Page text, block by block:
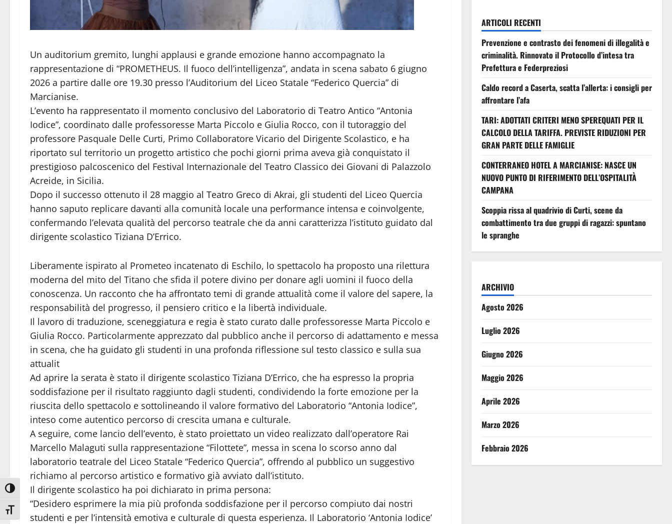
Attiva/disattiva alto contrasto
Attiva/disattiva dimensione testo
Un auditorium gremito, lunghi applausi e grande emozione hanno accompagnato la
rappresentazione di “PROMETHEUS. Il fuoco dell’intelligenza”, andata in scena sabato 6 giugno
2026 a partire dalle ore 19.30 presso l’Auditorium del Liceo Statale “Federico Quercia” di
Marcianise.
L’evento ha rappresentato il momento conclusivo del Laboratorio di Teatro Antico “Antonia
Iodice”, coordinato dalle professoresse Marta Piccolo e Giulia Rocco, con il tutoraggio del
professore Pasquale Delle Curti, Primo Collaboratore Vicario del Dirigente Scolastico, e ha
riportato sul territorio un progetto artistico che pochi giorni prima aveva già conquistato il
prestigioso palcoscenico del Festival Internazionale del Teatro Classico dei Giovani di Palazzolo
Acreide, in Sicilia.
Dopo il successo ottenuto il 28 maggio al Teatro Greco di Akrai, gli studenti del Liceo Quercia
hanno saputo replicare davanti alla comunità locale una performance intensa e coinvolgente,
confermando l’elevata qualità del percorso teatrale che da anni caratterizza l’istituto guidato dal
dirigente scolastico Tiziana D’Errico.
Liberamente ispirato al Prometeo incatenato di Eschilo, lo spettacolo ha proposto una rilettura
moderna del mito del Titano che sfida il potere divino per donare agli uomini il fuoco della
conoscenza. Un racconto che ha affrontato temi di grande attualità come il valore del sapere, la
responsabilità del progresso, il pensiero critico e la libertà individuale.
Il lavoro di traduzione, sceneggiatura e regia è stato curato dalle professoresse Marta Piccolo e
Giulia Rocco. Particolarmente apprezzato dal pubblico anche il percorso di adattamento e messa
in scena, che ha guidato gli studenti in una profonda riflessione sul testo classico e sulla sua
attualit
Ad aprire la serata è stato il dirigente scolastico Tiziana D’Errico, che ha espresso la propria
soddisfazione per il risultato raggiunto dagli studenti, condividendo la forte emozione per la
riuscita dello spettacolo e sottolineando il valore formativo del Laboratorio “Antonia Iodice”,
inteso come autentico percorso di crescita umana e culturale.
A seguire, come lancio dell’evento, è stato proiettato un video realizzato dall’operatore Rai
Marcello Malaguti sulla rappresentazione “Filottete”, messa in scena lo scorso anno dal
laboratorio teatrale del Liceo Statale “Federico Quercia”, offrendo al pubblico un suggestivo
richiamo al percorso artistico e formativo già avviato dall’istituto.
Il dirigente scolastico ha poi dichiarato in prima persona:
“Desidero esprimere la mia più profonda soddisfazione per il percorso compiuto dai nostri
studenti e per l’intensità emotiva e culturale di questa esperienza. Il Laboratorio ‘Antonia Iodice’
ARTICOLI RECENTI
Prevenzione e contrasto dei fenomeni di illegalità e
criminalità. Rinnovato il Protocollo d’intesa tra
Prefettura e Federpreziosi
Caldo record a Caserta, scatta l’allerta: i consigli per
affrontare l’afa
TARI: ADOTTATI CRITERI MENO SPEREQUATI PER IL
CALCOLO DELLA TARIFFA. PREVISTE RIDUZIONI PER
GRAN PARTE DELLE FAMIGLIE
CONTERRANEO HOTEL A MARCIANISE: NASCE UN
NUOVO PUNTO DI RIFERIMENTO DELL’OSPITALITÀ
CAMPANA
Scoppia rissa al quadrivio di Curti, scene da
combattimento tra due gruppi di ragazzi: spuntano
le spranghe
ARCHIVIO
Agosto 2026
Luglio 2026
Giugno 2026
Maggio 2026
Aprile 2026
Marzo 2026
Febbraio 2026